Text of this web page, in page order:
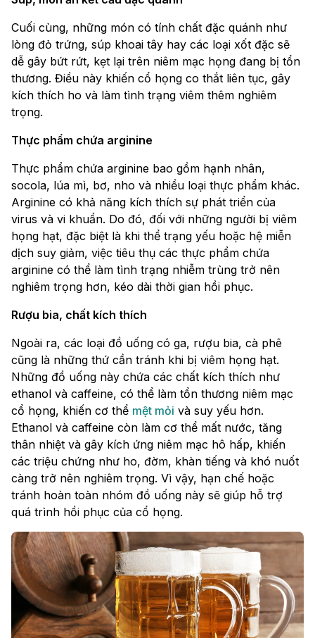
Cuối cùng, những món có tính chất đặc quánh như
lòng đỏ trứng, súp khoai tây hay các loại xốt đặc sẽ
dễ gây bứt rứt, kẹt lại trên niêm mạc họng đang bị tổn
thương. Điều này khiến cổ họng co thắt liên tục, gây
kích thích ho và làm tình trạng viêm thêm nghiêm
trọng.
Thực phẩm chứa arginine
Thực phẩm chứa arginine bao gồm hạnh nhân,
socola, lúa mì, bơ, nho và nhiều loại thực phẩm khác.
Arginine có khả năng kích thích sự phát triển của
virus và vi khuẩn. Do đó, đối với những người bị viêm
họng hạt, đặc biệt là khi thể trạng yếu hoặc hệ miễn
dịch suy giảm, việc tiêu thụ các thực phẩm chứa
arginine có thể làm tình trạng nhiễm trùng trở nên
nghiêm trọng hơn, kéo dài thời gian hồi phục.
Rượu bia, chất kích thích
Ngoài ra, các loại đồ uống có ga, rượu bia, cà phê
cũng là những thứ cần tránh khi bị viêm họng hạt.
Những đồ uống này chứa các chất kích thích như
ethanol và caffeine, có thể làm tổn thương niêm mạc
cổ họng, khiến cơ thể mệt mỏi và suy yếu hơn.
Ethanol và caffeine còn làm cơ thể mất nước, tăng
thân nhiệt và gây kích ứng niêm mạc hô hấp, khiến
các triệu chứng như ho, đờm, khàn tiếng và khó nuốt
càng trở nên nghiêm trọng. Vì vậy, hạn chế hoặc
tránh hoàn toàn nhóm đồ uống này sẽ giúp hỗ trợ
quá trình hồi phục của cổ họng.